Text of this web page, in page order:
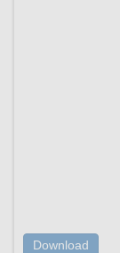
Download